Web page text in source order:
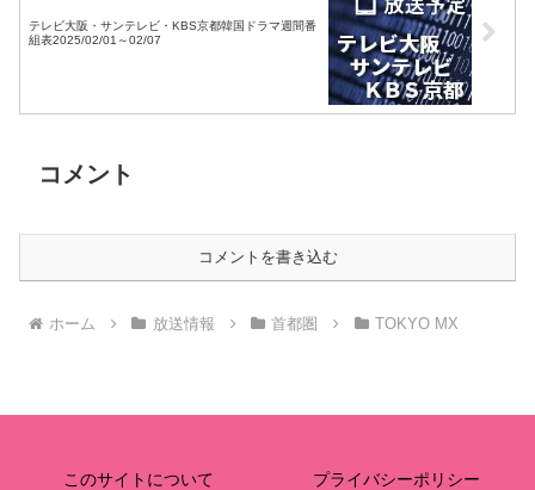
テレビ大阪・サンテレビ・KBS京都韓国ドラマ週間番
組表2025/02/01～02/07
コメント
コメントを書き込む
ホーム 放送情報 首都圏 TOKYO MX
このサイトについて
プライバシーポリシー